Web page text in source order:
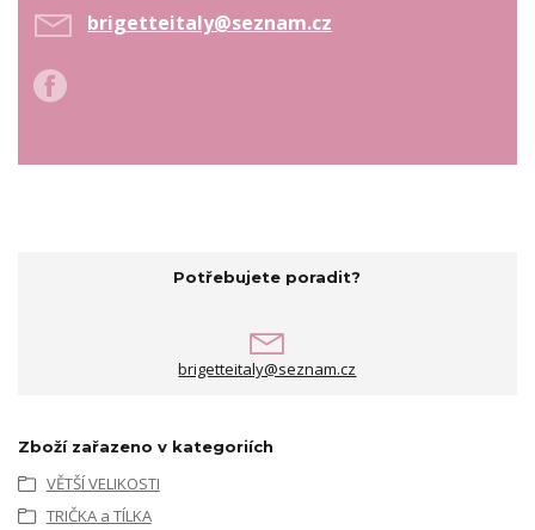
brigetteitaly@seznam.cz
Potřebujete poradit?
brigetteitaly@seznam.cz
Zboží zařazeno v kategoriích
VĚTŠÍ VELIKOSTI
TRIČKA a TÍLKA